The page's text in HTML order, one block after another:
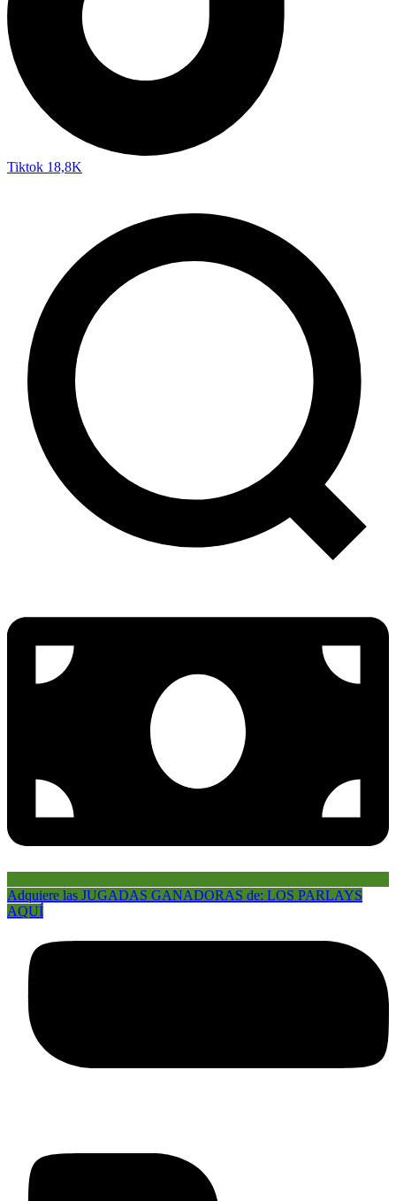
Tiktok 18,8K
Adquiere las JUGADAS GANADORAS de: LOS PARLAYS
AQUÍ